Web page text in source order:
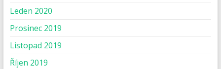
Leden 2020
Prosinec 2019
Listopad 2019
Říjen 2019